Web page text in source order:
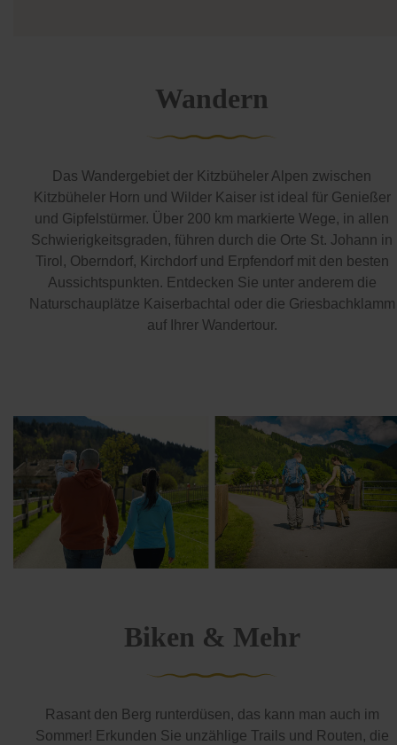
Wandern
Das Wandergebiet der Kitzbüheler Alpen zwischen
Kitzbüheler Horn und Wilder Kaiser ist ideal für Genießer
und Gipfelstürmer. Über 200 km markierte Wege, in allen
Schwierigkeitsgraden, führen durch die Orte St. Johann in
Tirol, Oberndorf, Kirchdorf und Erpfendorf mit den besten
Aussichtspunkten. Entdecken Sie unter anderem die
Naturschauplätze Kaiserbachtal oder die Griesbachklamm
auf Ihrer Wandertour.
Biken & Mehr
Rasant den Berg runterdüsen, das kann man auch im
Sommer! Erkunden Sie unzählige Trails und Routen, die